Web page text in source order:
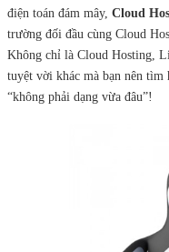
điện toán đám mây, Cloud
trường đối đầu cùng Cloud
Không chỉ là Cloud Hosting,
tuyệt vời khác mà bạn nên
“không phải dạng vừa đâu”!